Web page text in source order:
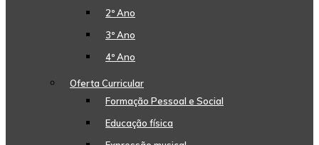
2º Ano
3º Ano
4º Ano
Oferta Curricular
Formação Pessoal e Social
Educação física